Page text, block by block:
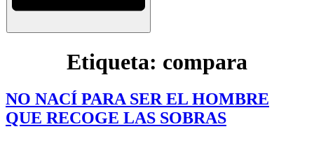
Etiqueta: compara
NO NACÍ PARA SER EL HOMBRE
QUE RECOGE LAS SOBRAS